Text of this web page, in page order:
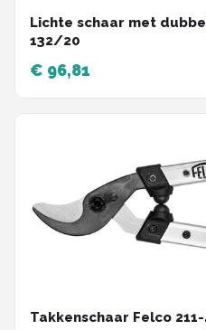
Lichte schaar met
132/20
€ 96,81
Takkenschaar Felco